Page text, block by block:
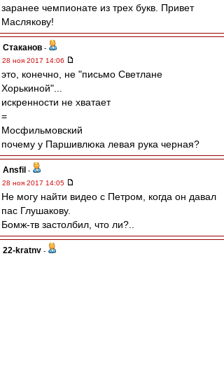
заранее чемпионате из трех букв. Привет
Маслякову!
Cтаканов -
28 ноя 2017 14:06
это, конечно, не "письмо Светлане
Хорькиной"...
искренности не хватает
=
Мосфильмовский
почему у Паршивлюка левая рука черная?
Ansfil -
28 ноя 2017 14:05
Не могу найти видео с Петром, когда он давал
пас Глушакову.
Бомж-тв застолбил, что ли?..
22-kratny -